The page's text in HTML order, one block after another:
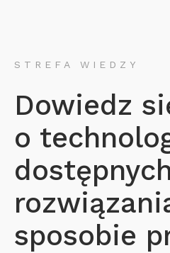
STREFA WIEDZY
Dowiedz
o
sposobie